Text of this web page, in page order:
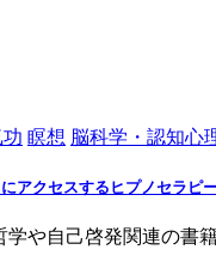
瞑想 脳科学・認知心
アクセスするヒプノセラピー
学や自己啓発関連の書